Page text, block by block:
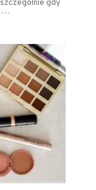
gdy
…